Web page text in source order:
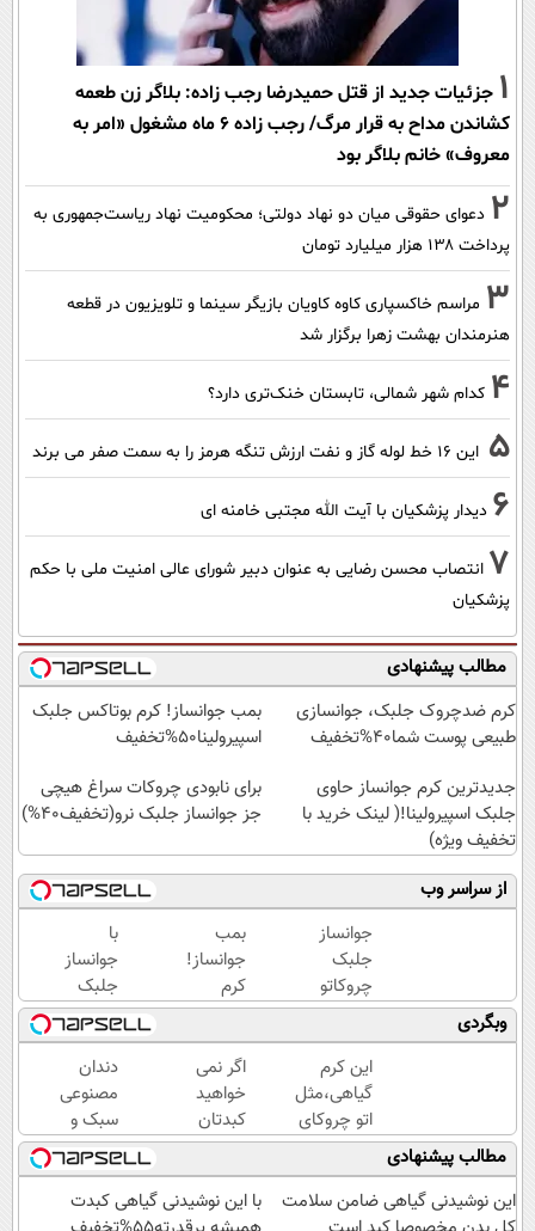
1 جزئیات جدید از قتل حمیدرضا رجب زاده: بلاگر زن طعمه
کشاندن مداح به قرار مرگ/ رجب زاده 6 ماه مشغول «امر به
معروف» خانم بلاگر بود
2 دعوای حقوقی میان دو نهاد دولتی؛ محکومیت نهاد ریاست‌جمهوری به
پرداخت ۱۳۸ هزار میلیارد تومان
3 مراسم خاکسپاری کاوه کاویان بازیگر سینما و تلویزیون در قطعه
هنرمندان بهشت زهرا برگزار شد
4 کدام شهر شمالی، تابستان خنک‌تری دارد؟
5 این 16 خط لوله گاز و نفت ارزش تنگه هرمز را به سمت صفر می برند
6 دیدار پزشکیان با آیت الله مجتبی خامنه ای
7 انتصاب محسن رضایی به عنوان دبیر شورای عالی امنیت ملی با حکم
پزشکیان
مطالب پیشنهادی
کرم ضدچروک جلبک، جوانسازی
طبیعی پوست شما40%تخفیف
بمب جوانساز! کرم بوتاکس جلبک
اسپیرولینا50%تخفیف
جدیدترین کرم جوانساز حاوی
جلبک اسپیرولینا!( لینک خرید با
تخفیف ویژه)
برای نابودی چروکات سراغ هیچی
جز جوانساز جلبک نرو(تخفیف40%)
از سراسر وب
جوانساز
جلبک
چروکاتو
مثل اتو
صاف
میکنه
😍
بمب
جوانساز!
کرم
بوتاکس
جلبک
اسپیرولینا50%تخفیف
با
جوانساز
جلبک
عید
امسال
۱۰سال
جوون
تری
وبگردی
این کرم
گیاهی،مثل
اتو چروکای
پوستتوصاف
میکنه!50%تخفیف
اگر نمی
خواهید
کبدتان
چرب
شود این
نوشیدنی
دندان
مصنوعی
سبک و
مقاوم
می‌خوای؟
پرداخت
مطالب پیشنهادی
این نوشیدنی گیاهی ضامن سلامت
با این نوشیدنی گیاهی کبدت